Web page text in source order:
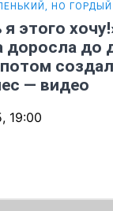
НО
этого
доросла до
— видео
19:00